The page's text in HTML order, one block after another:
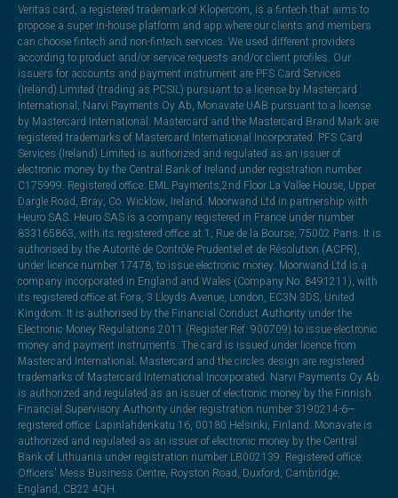
Veritas card, a registered trademark of Klopercom, is a fintech that aims to
propose a super in-house platform and app where our clients and members
can choose fintech and non-fintech services. We used different providers
according to product and/or service requests and/or client profiles. Our
issuers for accounts and payment instrument are PFS Card Services
(Ireland) Limited (trading as PCSIL) pursuant to a license by Mastercard
International, Narvi Payments Oy Ab, Monavate UAB pursuant to a license
by Mastercard International. Mastercard and the Mastercard Brand Mark are
registered trademarks of Mastercard International Incorporated. PFS Card
Services (Ireland) Limited is authorized and regulated as an issuer of
electronic money by the Central Bank of Ireland under registration number
C175999. Registered office: EML Payments,2nd Floor La Vallee House, Upper
Dargle Road, Bray, Co. Wicklow, Ireland. Moorwand Ltd in partnership with
Heuro SAS. Heuro SAS is a company registered in France under number
833165863, with its registered office at 1, Rue de la Bourse, 75002 Paris. It is
authorised by the Autorité de Contrôle Prudentiel et de Résolution (ACPR),
under licence number 17478, to issue electronic money. Moorwand Ltd is a
company incorporated in England and Wales (Company No. 8491211), with
its registered office at Fora, 3 Lloyds Avenue, London, EC3N 3DS, United
Kingdom. It is authorised by the Financial Conduct Authority under the
Electronic Money Regulations 2011 (Register Ref: 900709) to issue electronic
money and payment instruments. The card is issued under licence from
Mastercard International. Mastercard and the circles design are registered
trademarks of Mastercard International Incorporated. Narvi Payments Oy Ab
is authorized and regulated as an issuer of electronic money by the Finnish
Financial Supervisory Authority under registration number 3190214-6—
registered office: Lapinlahdenkatu 16, 00180 Helsinki, Finland. Monavate is
authorized and regulated as an issuer of electronic money by the Central
Bank of Lithuania under registration number LB002139. Registered office:
Officers' Mess Business Centre, Royston Road, Duxford, Cambridge,
England, CB22 4QH.